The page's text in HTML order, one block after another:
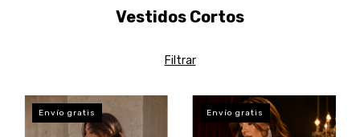
Vestidos Cortos
Filtrar
Envío gratis Envío gratis